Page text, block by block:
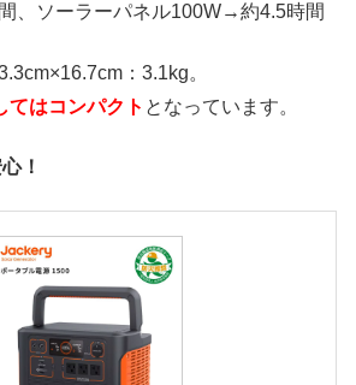
、ソーラーパネル100W→約4.5時間
：3.1kg。
てはコンパクト となっています。
！